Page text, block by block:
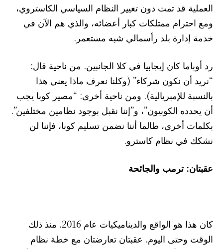
العملية قد تمت دون تغيير النظام السياسي الكاستروي،
ومع احترام ممتلكات كبار أعضائه، والذي هم الآن في
خدمة إدارة بلد رأسمالي شبه مستعمر.
رد أوباما كان إيجابيا في كلا الجانبين. من ناحية قال:
“نريد أن نكون شركاء” (وكلنا نعرف ماذا يعني هذا
بالنسبة للإمبريالية). ومن ناحية أخرى: “مصير كوبا يجب
أن يحدده الكوبيون”، و”إننا نقبل بوجود نظامين مختلفين”.
بكلمات أخرى، طالما أننا نضمن تسليم كوبا، فإننا لن
نشكك في نظام كاسترو.
عقبتان: ترمب والجائحة
كان هذا هو الواقع والديناميكيات عام 2016. منذ ذلك
الوقت وحتى اليوم. عقبتان تعارضتان مع خطة نظام